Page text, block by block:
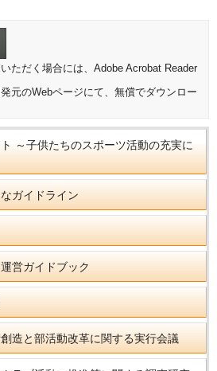
ただく場合には、Adobe Acrobat Reader
元のWebページにて、無償でダウンロー
～子供たちのスポーツ活動の充実に
ガイドライン
営ガイドブック
造と部活動改革に関する実行会議